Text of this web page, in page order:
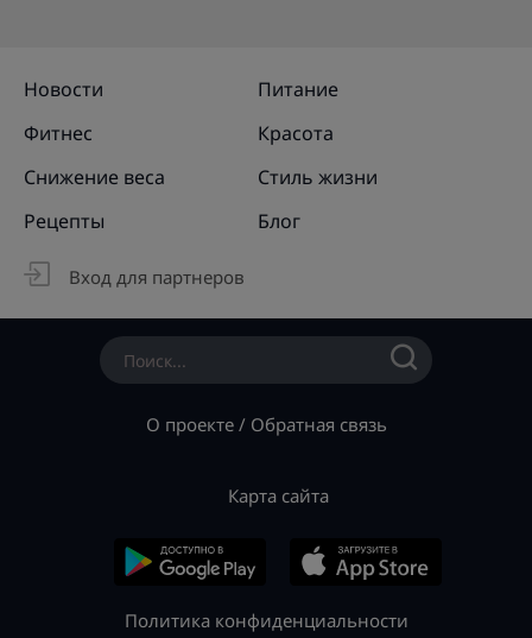
Новости
Питание
Фитнес
Красота
Снижение веса
Стиль жизни
Рецепты
Блог
Вход для партнеров
О проекте/ Обратная связь
Карта сайта
Политика конфиденциальности